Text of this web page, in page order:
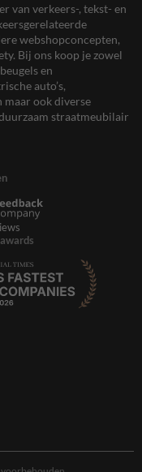
van verkeers-, tekst- en
webshopconcepten,
Bij ons koop je zowel
en
auto’s,
ook diverse
straatmeubilair